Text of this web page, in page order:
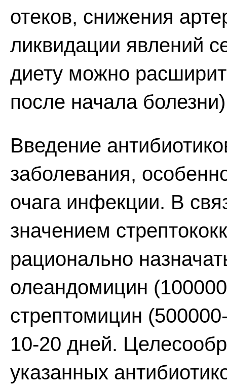
отеков, снижения
ликвидации явлений
диету можно
после начала
Введение
заболевания,
очага инфекции. В
значением
рационально
олеандомицин
стрептомицин
10-20 дней.
указанных